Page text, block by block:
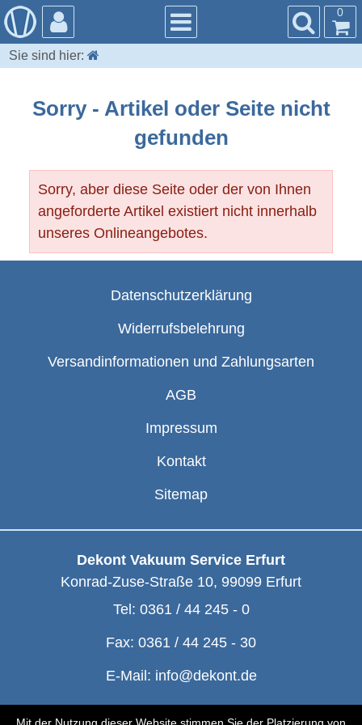
0
Sie sind hier:
Sorry - Artikel oder Seite nicht
gefunden
Sorry, aber diese Seite oder der von Ihnen
angeforderte Artikel existiert nicht innerhalb
unseres Onlineangebotes.
Datenschutzerklärung
Widerrufsbelehrung
Versandinformationen und Zahlungsarten
AGB
Impressum
Kontakt
Sitemap
Dekont Vakuum Service Erfurt
Konrad-Zuse-Straße 10, 99099 Erfurt
Tel: 0361 / 44 245 - 0
Fax: 0361 / 44 245 - 30
E-Mail: info@dekont.de